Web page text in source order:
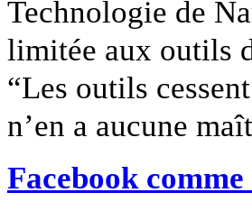
Technologie de
limitée aux outils
“Les outils
n’en a aucune
Facebook